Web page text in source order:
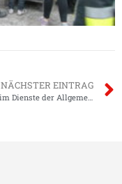
NÄCHSTER EINTRAG
45 Jahre im Dienste der Allgemeinheit